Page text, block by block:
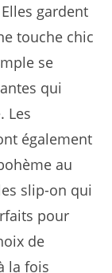
gardent
touche chic
se
qui
Les
également
au
slip-on qui
pour
de
la fois